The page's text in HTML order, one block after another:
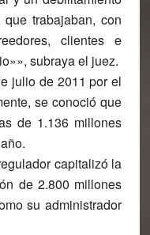
trabajaban, con
clientes e
subraya el juez.
julio de 2011 por el
se conoció que
de 1.136 millones
capitalizó la
de 2.800 millones
su administrador